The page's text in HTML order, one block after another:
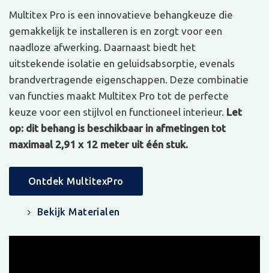
Multitex Pro is een innovatieve behangkeuze die
gemakkelijk te installeren is en zorgt voor een
naadloze afwerking. Daarnaast biedt het
uitstekende isolatie en geluidsabsorptie, evenals
brandvertragende eigenschappen. Deze combinatie
van functies maakt Multitex Pro tot de perfecte
keuze voor een stijlvol en functioneel interieur. Let
op: dit behang is beschikbaar in afmetingen tot
maximaal 2,91 x 12 meter uit één stuk.
Ontdek MultitexPro
Bekijk Materialen